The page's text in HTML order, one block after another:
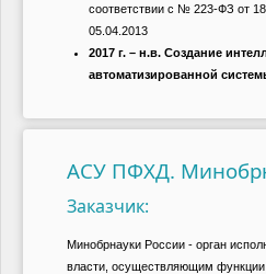
соответствии с № 223-ФЗ от
05.04.2013
2017 г. – н.в. Создание
автоматизированной
АСУ ПФХД.
Заказчик:
Минобрнауки России - орган
власти, осуществляющим функции